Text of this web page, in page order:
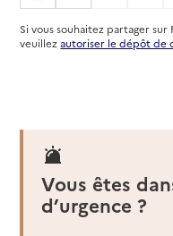
Si vous souhaitez partager sur
veuillezautoriser le dépôt de
Vous êtes
d’urgence ?